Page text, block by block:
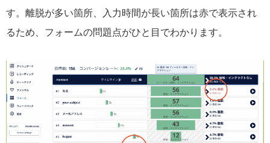
す。離脱が多い箇所、入力時間が長い箇所は赤で表示され
るため、フォームの問題点がひと目でわかります。